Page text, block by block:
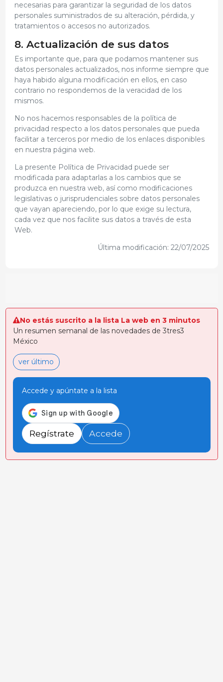
necesarias para garantizar la seguridad de los datos
personales suministrados de su alteración, pérdida, y
tratamientos o accesos no autorizados.
8. Actualización de sus datos
Es importante que, para que podamos mantener sus
datos personales actualizados, nos informe siempre que
haya habido alguna modificación en ellos, en caso
contrario no respondemos de la veracidad de los
mismos.
No nos hacemos responsables de la política de
privacidad respecto a los datos personales que pueda
facilitar a terceros por medio de los enlaces disponibles
en nuestra página web.
La presente Política de Privacidad puede ser
modificada para adaptarlas a los cambios que se
produzca en nuestra web, así como modificaciones
legislativas o jurisprudenciales sobre datos personales
que vayan apareciendo, por lo que exige su lectura,
cada vez que nos facilite sus datos a través de esta
Web.
Última modificación: 22/07/2025
No estás suscrito a la lista La web en 3 minutos
Un resumen semanal de las novedades de 3tres3
México
ver último
Accede y apúntate a la lista
Regístrate Accede